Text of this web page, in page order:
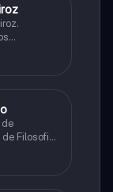
Filosofia